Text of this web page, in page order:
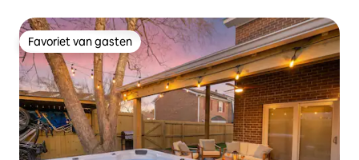
Favoriet van gasten
Favoriet van gasten